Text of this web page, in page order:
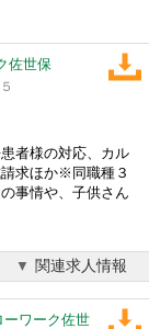
佐世保
者様の対応、カル
求ほか※同職種３
事情や、子供さん
関連求人情報
ーワーク佐世